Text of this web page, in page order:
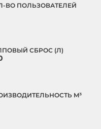
ВО ПОЛЬЗОВАТЕЛЕЙ
СБРОС (Л)
M³